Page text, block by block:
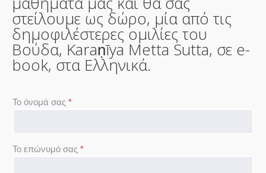
στείλουμε ως δώρο, μία από τις
δημοφιλέστερες ομιλίες του
Βούδα, Karaṇīya Metta Sutta, σε e-
book, στα Ελληνικά.
Το όνομά σας *
Το επώνυμό σας *